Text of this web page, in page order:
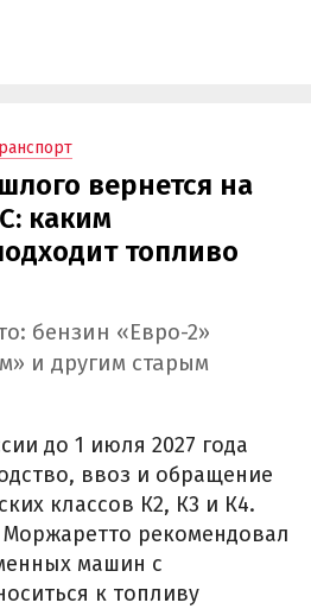
вернется на
каким
топливо
бензин «Евро-2»
и другим старым
до 1 июля 2027 года
ввоз и обращение
классов К2, К3 и К4.
рекомендовал
машин с
к топливу